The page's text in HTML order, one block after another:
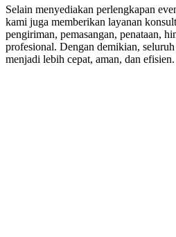
Selain menyediakan perlengkapan
kami juga memberikan layanan
pengiriman, pemasangan, penataan,
profesional. Dengan demikian, seluruh
menjadi lebih cepat, aman, dan efisien.